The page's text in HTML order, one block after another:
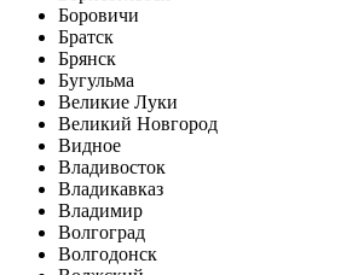
Боровичи
Братск
Брянск
Бугульма
Великие Луки
Великий Новгород
Видное
Владивосток
Владикавказ
Владимир
Волгоград
Волгодонск